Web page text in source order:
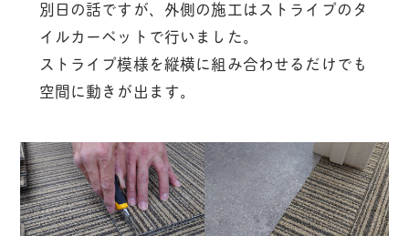
別日の話ですが、外側の施工はストライプのタ
イルカーペットで行いました。
ストライプ模様を縦横に組み合わせるだけでも
空間に動きが出ます。